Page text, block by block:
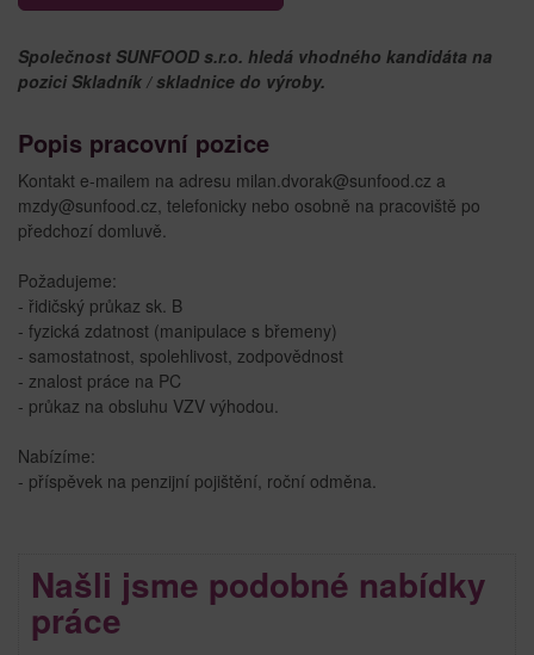
Společnost SUNFOOD s.r.o. hledá vhodného kandidáta na
pozici Skladník / skladnice do výroby.
Popis pracovní pozice
Kontakt e-mailem na adresu milan.dvorak@sunfood.cz a
mzdy@sunfood.cz, telefonicky nebo osobně na pracoviště po
předchozí domluvě.
Požadujeme:
- řidičský průkaz sk. B
- fyzická zdatnost (manipulace s břemeny)
- samostatnost, spolehlivost, zodpovědnost
- znalost práce na PC
- průkaz na obsluhu VZV výhodou.
Nabízíme:
- příspěvek na penzijní pojištění, roční odměna.
Našli jsme podobné nabídky
práce